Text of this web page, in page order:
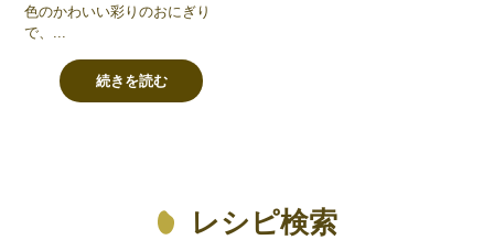
色のかわいい彩りのおにぎり
で、...
続きを読む
レシピ検索